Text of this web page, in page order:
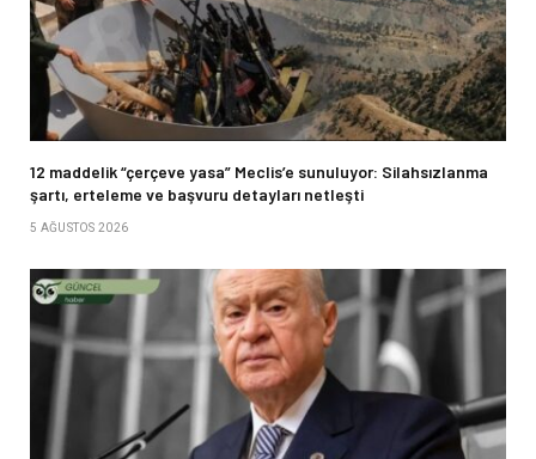
12 maddelik “çerçeve yasa” Meclis’e sunuluyor: Silahsızlanma
şartı, erteleme ve başvuru detayları netleşti
5 AĞUSTOS 2026